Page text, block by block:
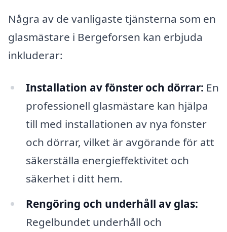
Några av de vanligaste tjänsterna som en
glasmästare i Bergeforsen kan erbjuda
inkluderar:
Installation av fönster och dörrar: En
professionell glasmästare kan hjälpa
till med installationen av nya fönster
och dörrar, vilket är avgörande för att
säkerställa energieffektivitet och
säkerhet i ditt hem.
Rengöring och underhåll av glas:
Regelbundet underhåll och